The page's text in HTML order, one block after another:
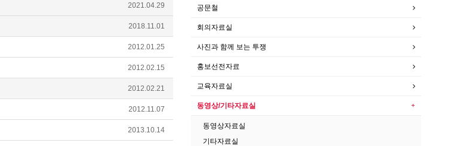
2021.04.29
2018.11.01
2012.01.25
2012.02.15
2012.02.21
2012.11.07
2013.10.14
공문철
회의자료실
사진과 함께 보는 투쟁
홍보선전자료
교육자료실
동영상/기타자료실
동영상자료실
기타자료실